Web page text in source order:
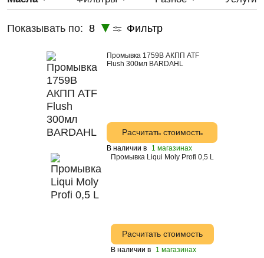
Astrohim
Castrol
Elf
ELF
Gazprom
AWM
GENERAL MOTORS
Great Wall
JP Group
LANDROVER
Mann+Hummel GMBH
5W-20
5w-40
Показывать по: 8 Фильтр
Промывка 1759B АКПП ATF
Flush 300мл BARDAHL
Расчитать стоимость
В наличии в
1 магазинах
Промывка Liqui Moly Profi 0,5 L
Расчитать стоимость
В наличии в 1 магазинах